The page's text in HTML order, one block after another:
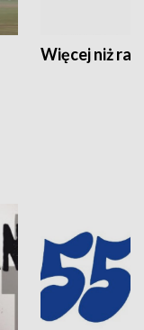
Więcej niż rajd